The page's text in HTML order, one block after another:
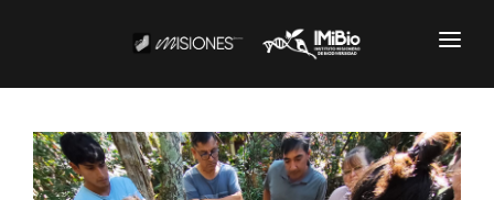
CARTOGRAFÍA